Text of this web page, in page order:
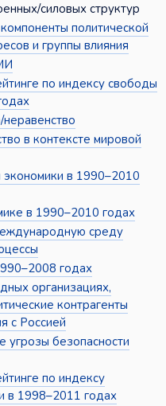
силовых структур
политической
и группы влияния
по индексу свободы
в контексте мировой
в 1990–2010
в 1990–2010 годах
среду
годах
организациях,
контрагенты
с Россией
угрозы безопасности
по индексу
в 1998–2011 годах